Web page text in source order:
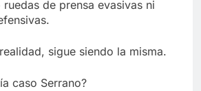
de prensa evasivas ni
sigue siendo la misma.
caso Serrano?